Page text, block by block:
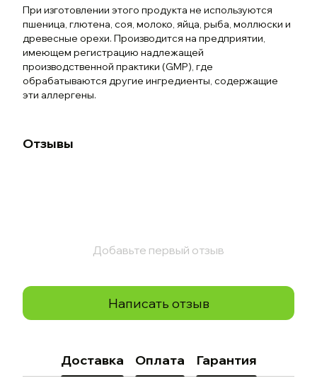
При изготовлении этого продукта не используются
пшеница, глютена, соя, молоко, яйца, рыба, моллюски и
древесные орехи. Производится на предприятии,
имеющем регистрацию надлежащей
производственной практики (GMP), где
обрабатываются другие ингредиенты, содержащие
эти аллергены.
Отзывы
Добавьте первый отзыв
Написать отзыв
Доставка Оплата Гарантия